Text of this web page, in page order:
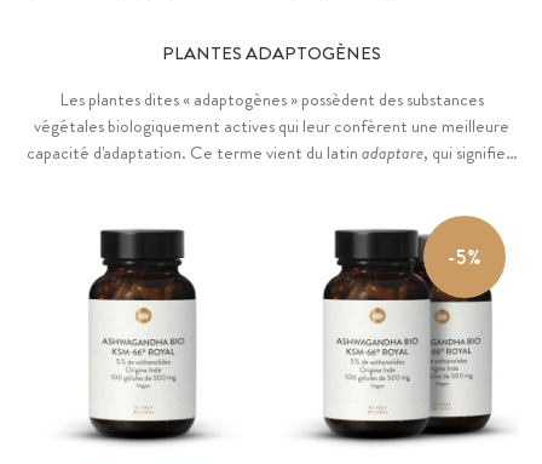
PLANTES ADAPTOGÈNES
Les plantes dites « adaptogènes » possèdent des substances
végétales biologiquement actives qui leur confèrent une meilleure
capacité d'adaptation. Ce terme vient du latinadaptare, qui signifie «
traditionnelles du monde entier.
-5%